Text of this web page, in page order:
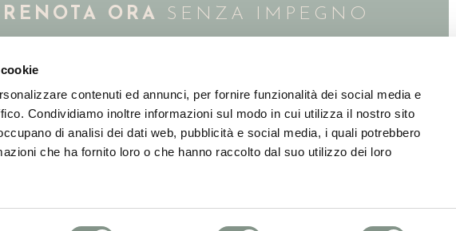
contenuti ed annunci, per fornire funzionalità dei social media e
Condividiamo inoltre informazioni sul modo in cui utilizza il nostro sito
di analisi dei dati web, pubblicità e social media, i quali potrebbero
che ha fornito loro o che hanno raccolto dal suo utilizzo dei loro
ORA SENZA IMPEGNO
Holiday Check 5.7 / 6